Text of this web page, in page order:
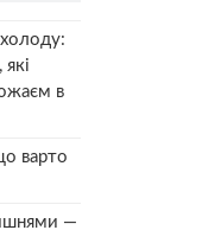
холоду:
в
варто
—